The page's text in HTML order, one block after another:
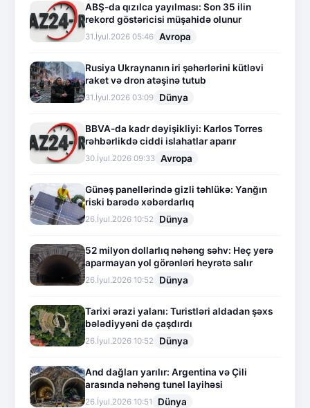
ABŞ-da qızılca yayılması: Son 35 ilin
rekord göstəricisi müşahidə olunur
31.İyul.2026 05:46 Avropa
Rusiya Ukraynanın iri şəhərlərini kütləvi
raket və dron atəşinə tutub
31.İyul.2026 03:09 Dünya
BBVA-da kadr dəyişikliyi: Karlos Torres
rəhbərlikdə ciddi islahatlar aparır
30.İyul.2026 09:33 Avropa
Günəş panellərində gizli təhlükə: Yanğın
riski barədə xəbərdarlıq
26.İyul.2026 10:52 Dünya
52 milyon dollarlıq nəhəng səhv: Heç yerə
aparmayan yol görənləri heyrətə salır
26.İyul.2026 10:52 Dünya
Tarixi ərazi yalanı: Turistləri aldadan şəxs
bələdiyyəni də çaşdırdı
26.İyul.2026 10:52 Dünya
And dağları yarılır: Argentina və Çili
arasında nəhəng tunel layihəsi
26.İyul.2026 10:51 Dünya